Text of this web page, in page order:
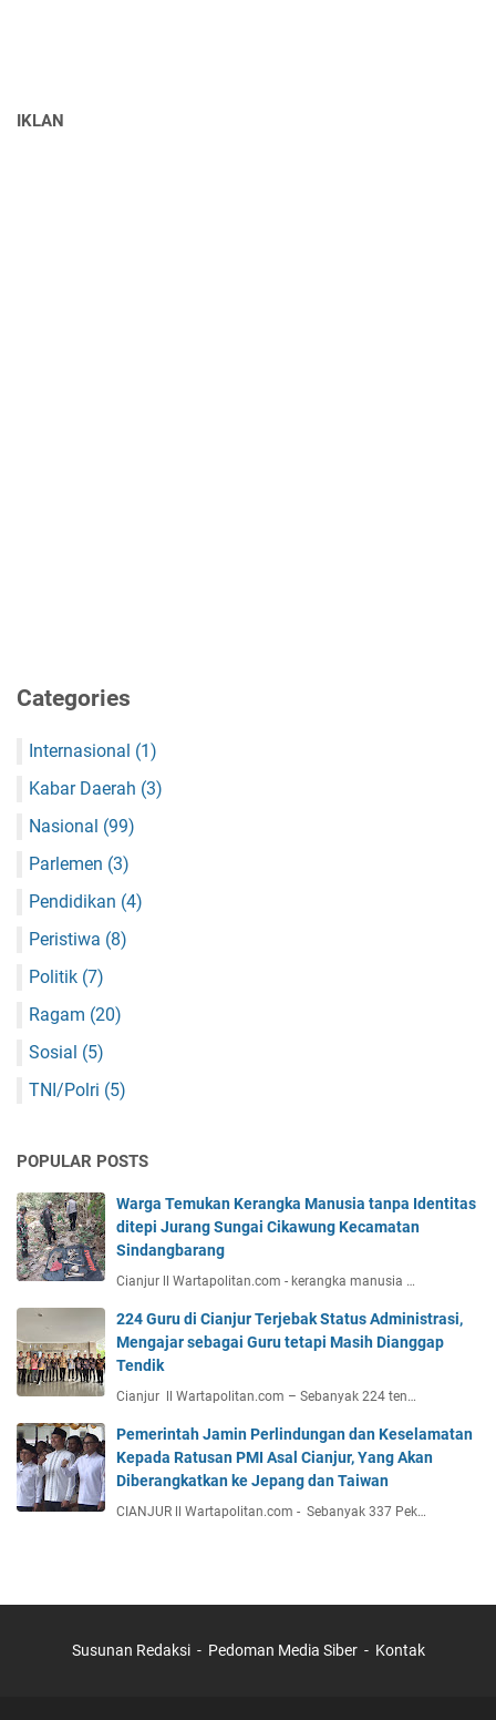
IKLAN
Categories
Internasional (1)
Kabar Daerah (3)
Nasional (99)
Parlemen (3)
Pendidikan (4)
Peristiwa (8)
Politik (7)
Ragam (20)
Sosial (5)
TNI/Polri (5)
POPULAR POSTS
Warga Temukan Kerangka Manusia tanpa Identitas
ditepi Jurang Sungai Cikawung Kecamatan
Sindangbarang
Cianjur ll Wartapolitan.com - kerangka manusia …
224 Guru di Cianjur Terjebak Status Administrasi,
Mengajar sebagai Guru tetapi Masih Dianggap
Tendik
Cianjur ll Wartapolitan.com – Sebanyak 224 ten…
Pemerintah Jamin Perlindungan dan Keselamatan
Kepada Ratusan PMI Asal Cianjur, Yang Akan
Diberangkatkan ke Jepang dan Taiwan
CIANJUR ll Wartapolitan.com - Sebanyak 337 Pek…
Susunan Redaksi Pedoman Media Siber Kontak